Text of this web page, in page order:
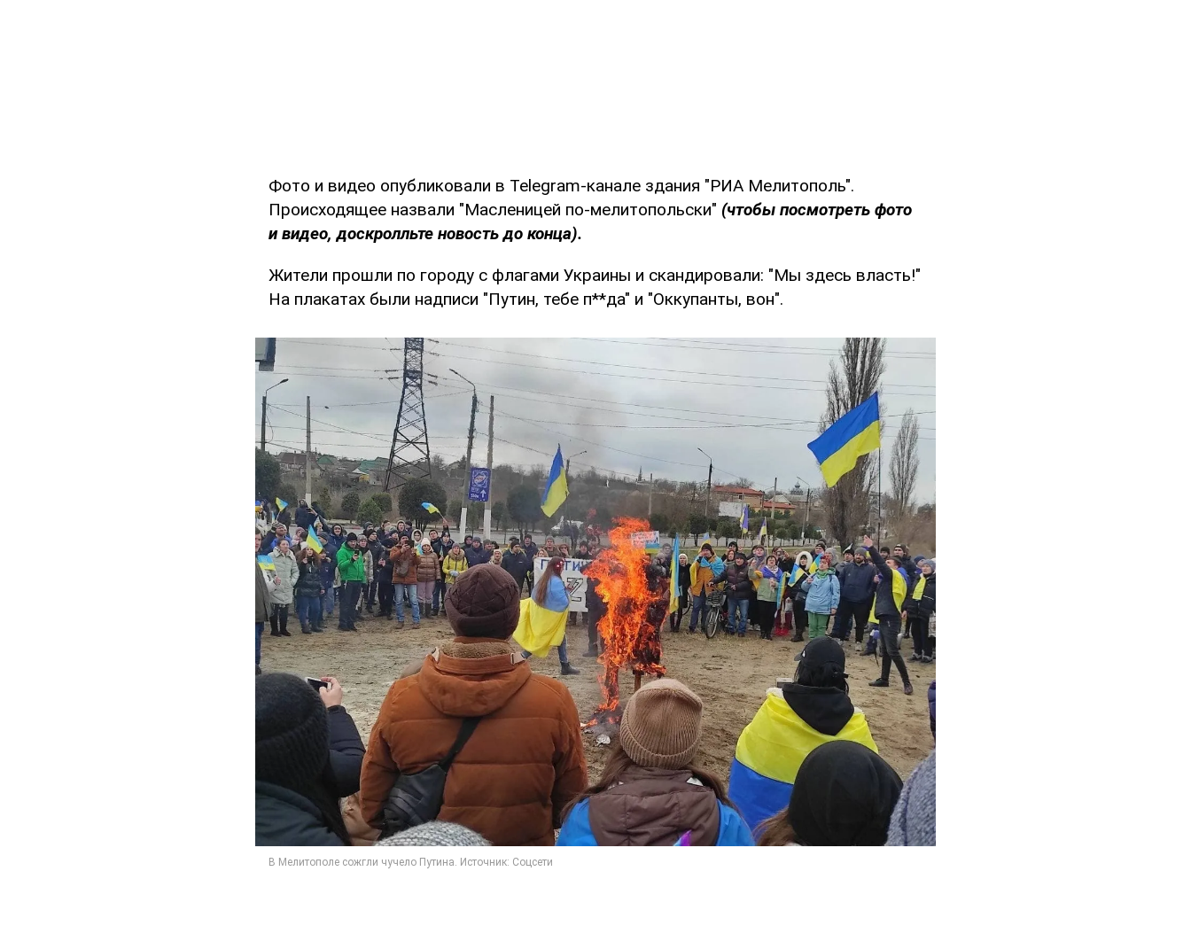
Фото и видео опубликовали в Telegram-канале здания "РИА Мелитополь".
Происходящее назвали "Масленицей по-мелитопольски" (чтобы посмотреть фото
и видео, доскролльте новость до конца).
Жители прошли по городу с флагами Украины и скандировали: "Мы здесь власть!"
На плакатах были надписи "Путин, тебе п**да" и "Оккупанты, вон".